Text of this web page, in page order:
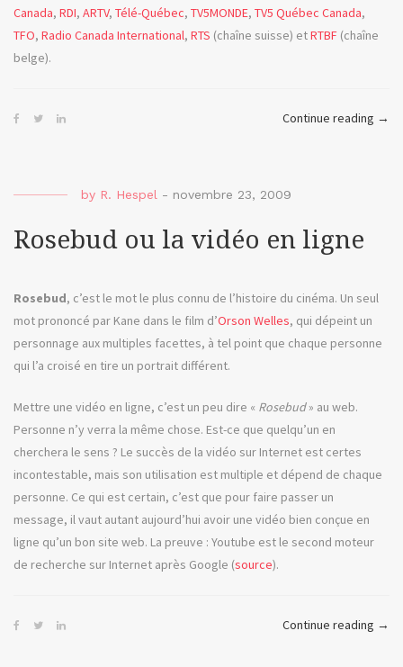
Canada, RDI, ARTV, Télé-Québec, TV5MONDE, TV5 Québec Canada,
TFO, Radio Canada International, RTS (chaîne suisse) etRTBF (chaîne
belge).
Continue reading « Un
→
by R. Hespel - novembre 23, 2009
Rosebud ou la vidéo en ligne
Rosebud, c’est le mot le plus connu de l’histoire du cinéma. Un seul
mot prononcé par Kane dans le film d’Orson Welles, qui dépeint un
personnage aux multiples facettes, à tel point que chaque personne
qui l’a croisé en tire un portrait différent.
Mettre une vidéo en ligne, c’est un peu dire « Rosebud» au web.
Personne n’y verra la même chose. Est-ce que quelqu’un en
cherchera le sens ? Le succès de la vidéo sur Internet est certes
incontestable, mais son utilisation est multiple et dépend de chaque
personne. Ce qui est certain, c’est que pour faire passer un
message, il vaut autant aujourd’hui avoir une vidéo bien conçue en
ligne qu’un bon site web. La preuve : Youtube est le second moteur
de recherche sur Internet après Google (source).
Continue reading «
→